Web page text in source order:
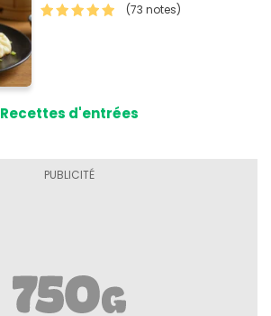
(73 notes)
Recettes d'entrées